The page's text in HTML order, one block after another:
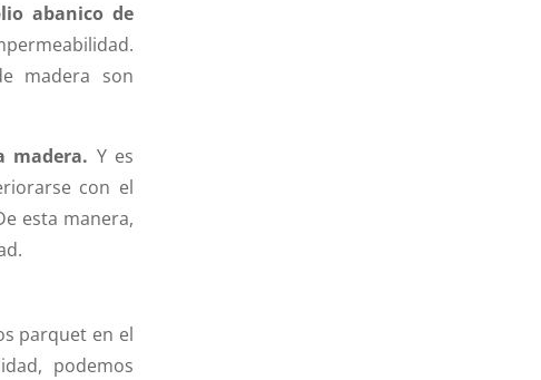
abanico de
madera son
madera. Y es
con el
esta manera,
parquet en el
podemos